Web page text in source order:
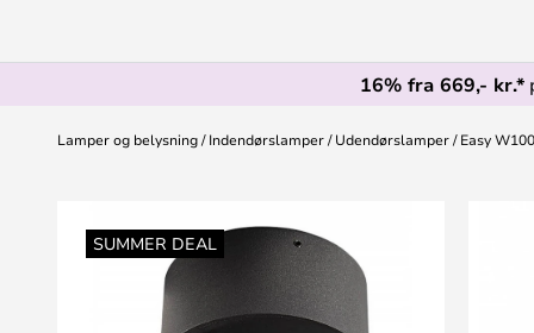
16% fra 669,- kr.*
Lamper og belysning Indendørslamper Udendørslamper Easy
SUMMER DEAL